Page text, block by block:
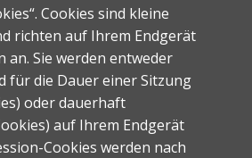
Cookies sind kleine
richten auf Ihrem Endgerät
an. Sie werden entweder
für die Dauer einer Sitzung
oder dauerhaft
auf Ihrem Endgerät
Cookies werden nach